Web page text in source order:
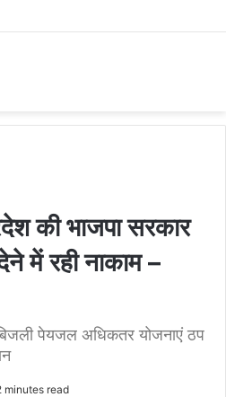
की भाजपा सरकार
में रही नाकाम –
पेयजल अधिकतर योजनाएं ठप
minutes read